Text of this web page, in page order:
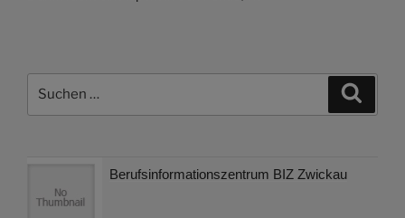
Berufsinformationszentrum BIZ Zwickau